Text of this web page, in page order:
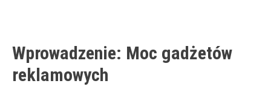
Wprowadzenie: Moc gadżetów
reklamowych